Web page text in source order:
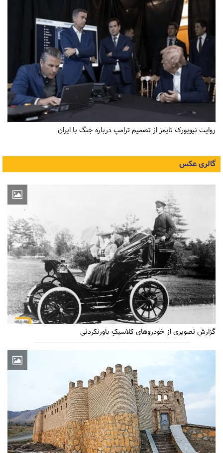
روایت نیویورک تایمز از تصمیم ترامپ درباره جنگ با ایران
گالری عکس
گزارش تصویری از خودروهای کلاسیکِ باورنکردنی